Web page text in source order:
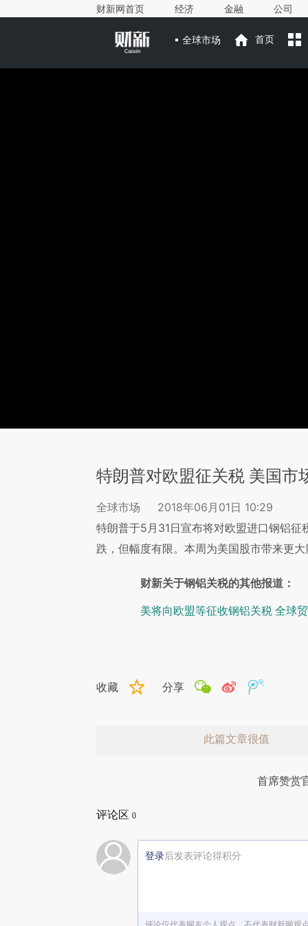
财新网首页 经济 金融 公司
全球市场 首页
特朗普对欧盟征关税 美国市
全球市场
2018年06月01日 10:29
特朗普于5月31日宣布将对欧盟进口钢铝
跌，但幅度有限。本周为美国股市带来更
财新关于钢铝关税的其他报道：
美将向欧盟等征收钢铝关税 全球
收藏 分享
此篇文章很值
首席赞赏
评论区 0
登录后发表评论得积分
评论仅代表网友个人观点，不代表财新网观